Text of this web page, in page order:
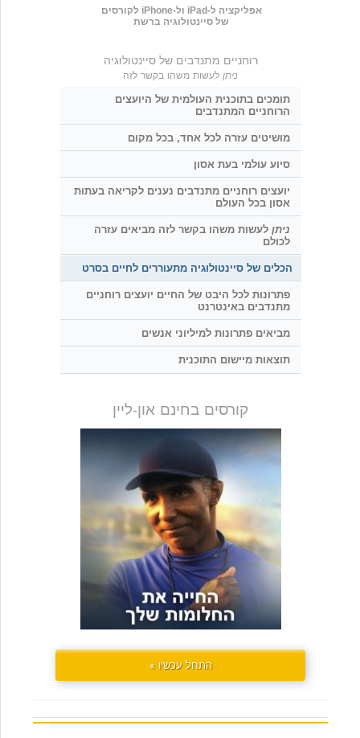
אפליקציה ל-iPad ול-iPhone לקורסים
של סיינטולוגיה ברשת
רוחניים מתנדבים של סיינטולוגיה
ניתן לעשות משהו בקשר לזה
תומכים בתוכנית העולמית של היועצים
הרוחניים המתנדבים
מושיטים עזרה לכל אחד, בכל מקום
סיוע עולמי בעת אסון
יועצים רוחניים מתנדבים נענים לקריאה בעתות
אסון בכל העולם
ניתןלעשות משהו בקשר לזה מביאים עזרה
לכולם
הכלים של סיינטולוגיה מתעוררים לחיים בסרט
פתרונות לכל היבט של החיים יועצים רוחניים
מתנדבים באינטרנט
מביאים פתרונות למיליוני אנשים
תוצאות מיישום התוכנית
קורסים בחינם און-ליין
התחל עכשיו »